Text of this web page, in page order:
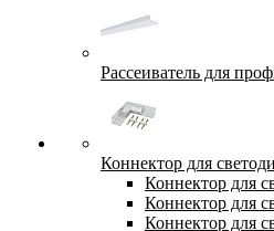
Рассеиватель для
Коннектор для
Коннектор для
Коннектор для
Коннектор для